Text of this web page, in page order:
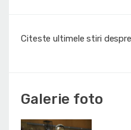
Citeste ultimele stiri despre
Galerie foto